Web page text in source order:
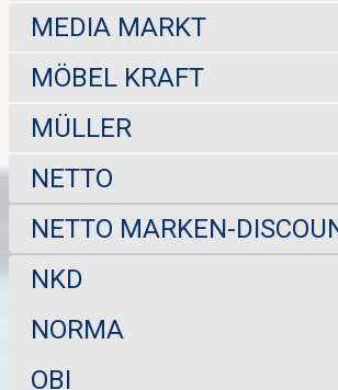
MEDIA MARKT
MÖBEL KRAFT
MÜLLER
NETTO
NETTO MARKEN-
NKD
NORMA
OBI